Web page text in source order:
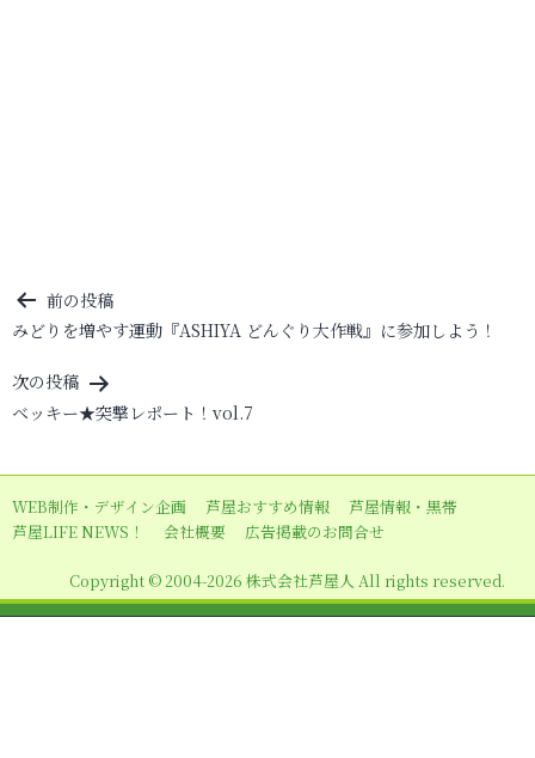
投
稿
ナ
ビ
ー
シ
ン
前の投稿
みどりを増やす運動『ASHIYA どんぐり大作戦』に参加しよう！
次の投稿
ベッキー★突撃レポート！vol.7
WEB制作・デザイン企画 芦屋おすすめ情報
芦屋情報・黒帯
芦屋LIFE NEWS！
会社概要 広告掲載のお問合せ
Copyright © 2004-2026 株式会社芦屋人 All rights reserved.